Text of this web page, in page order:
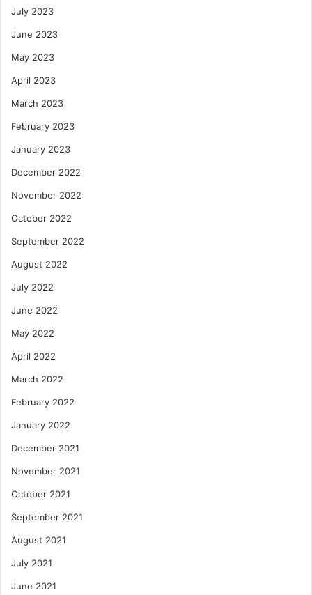
July 2023
June 2023
May 2023
April 2023
March 2023
February 2023
January 2023
December 2022
November 2022
October 2022
September 2022
August 2022
July 2022
June 2022
May 2022
April 2022
March 2022
February 2022
January 2022
December 2021
November 2021
October 2021
September 2021
August 2021
July 2021
June 2021